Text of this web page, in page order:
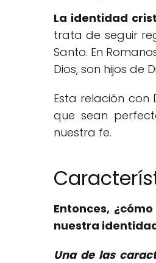
La identidad
trata de seguir
Santo. En
Dios, son hijos de
Esta relación con
que sean
nuestra fe.
Entonces,
nuestra
Una de las